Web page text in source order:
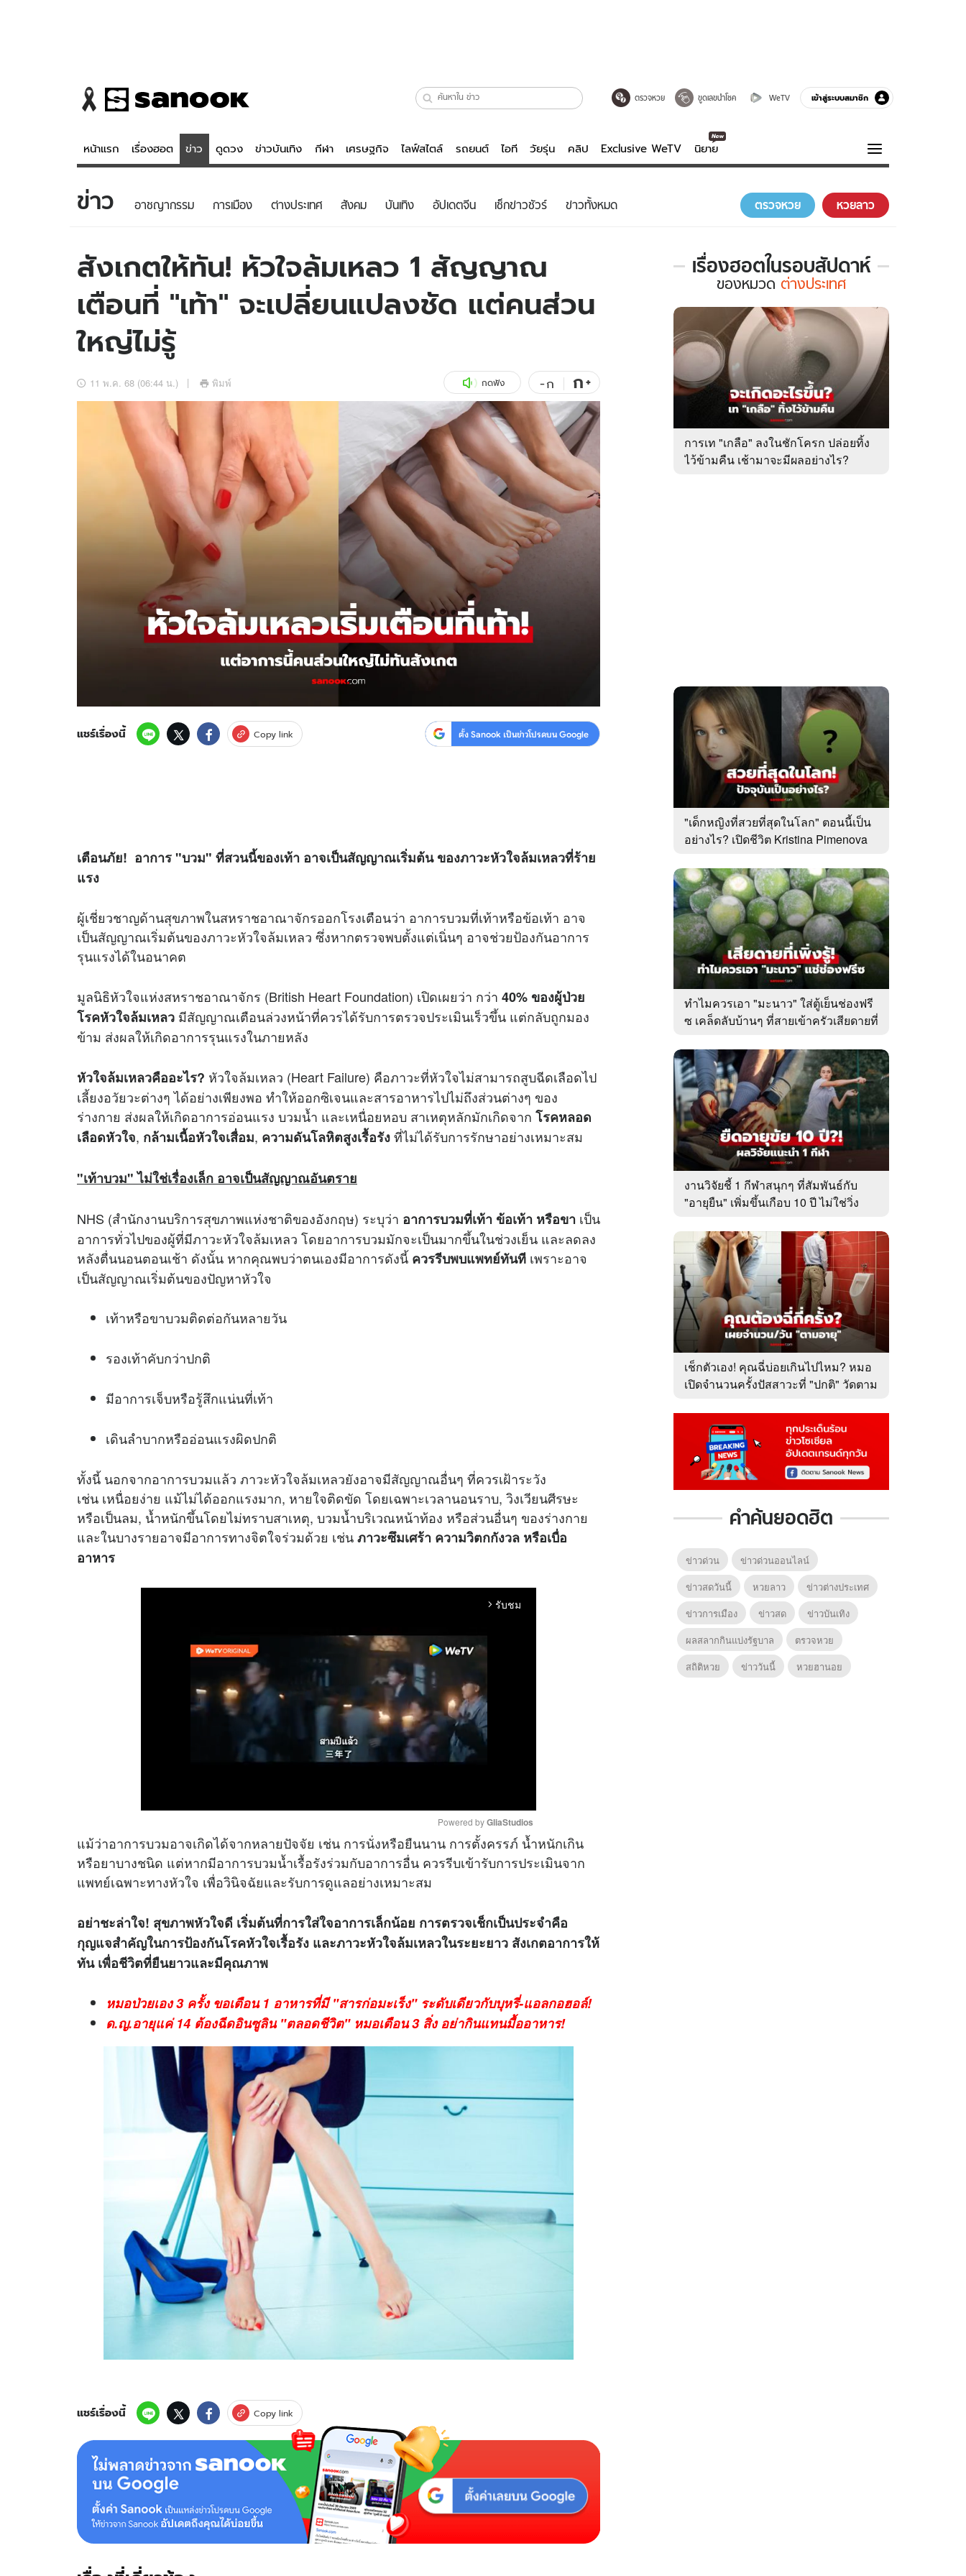
ตรวจหวย ขูดเลขนำโชค WeTV เข้าสู่ระบบสมาชิก
หน้าแรก เรื่องฮอต ข่าว ดูดวง ข่าวบันเทิง กีฬา เศรษฐกิจ ไลฟ์สไตล์ รถยนต์ ไอที วัยรุ่น คลิป Exclusive WeTV นิยาย
ข่าว
ข่าวบันเทิง
ข่าวกีฬา
ข่าวเศรษฐกิจ
อัปเดตจีน
ดูดวง - ตรวจหวย
สถิติหวยไทย
หวยลาว
ไลฟ์สไตล์
วัยรุ่น
ไอที
รถยนต์
เที่ยว-กิน
Tasteful Thailand
Sanook Choice
บันเทิงครบรส
คลิป
พอดแคสต์
WeTV
Exclusive WeTV
นิยาย
ความรู้รอบตัว
ฮาวทู
ดาวน์โหลดสนุกแอปฟรี ติดตามสนุกโซเชียลได้ที่
บริษัท อิมเมจ ฟิวเจอร์ (ประเทศไทย) จำกัด
ข่าว อาชญากรรม การเมือง ต่างประเทศ สังคม บันเทิง อัปเดตจีน เช็กข่าวชัวร์ ข่าวทั้งหมด ตรวจหวย หวยลาว
สังเกตให้ทัน! หัวใจล้มเหลว 1 สัญญาณ
เตือนที่ "เท้า" จะเปลี่ยนแปลงชัด แต่คนส่วน
ใหญ่ไม่รู้
11 พ.ค. 68 (06:44 น.) พิมพ์ กดฟัง -ก ก+
แชร์เรื่องนี้ Copy link ตั้ง Sanook เป็นข่าวโปรดบน Google
เตือนภัย! อาการ "บวม" ที่สวนนี้ของเท้า อาจเป็นสัญญาณเริ่มต้น ของภาวะหัวใจล้มเหลวที่ร้าย
แรง
ผู้เชี่ยวชาญด้านสุขภาพในสหราชอาณาจักรออกโรงเตือนว่า อาการบวมที่เท้าหรือข้อเท้า อาจ
เป็นสัญญาณเริ่มต้นของภาวะหัวใจล้มเหลว ซึ่งหากตรวจพบตั้งแต่เนิ่นๆ อาจช่วยป้องกันอาการ
รุนแรงได้ในอนาคต
มูลนิธิหัวใจแห่งสหราชอาณาจักร (British Heart Foundation) เปิดเผยว่า กว่า 40% ของผู้ป่วย
โรคหัวใจล้มเหลว มีสัญญาณเตือนล่วงหน้าที่ควรได้รับการตรวจประเมินเร็วขึ้น แต่กลับถูกมอง
ข้าม ส่งผลให้เกิดอาการรุนแรงในภายหลัง
หัวใจล้มเหลวคืออะไร? หัวใจล้มเหลว (Heart Failure) คือภาวะที่หัวใจไม่สามารถสูบฉีดเลือดไป
เลี้ยงอวัยวะต่างๆ ได้อย่างเพียงพอ ทำให้ออกซิเจนและสารอาหารไปไม่ถึงส่วนต่างๆ ของ
ร่างกาย ส่งผลให้เกิดอาการอ่อนแรง บวมน้ำ และเหนื่อยหอบ สาเหตุหลักมักเกิดจาก โรคหลอด
เลือดหัวใจ, กล้ามเนื้อหัวใจเสื่อม, ความดันโลหิตสูงเรื้อรังที่ไม่ได้รับการรักษาอย่างเหมาะสม
"เท้าบวม" ไม่ใช่เรื่องเล็ก อาจเป็นสัญญาณอันตราย
NHS (สำนักงานบริการสุขภาพแห่งชาติของอังกฤษ) ระบุว่า อาการบวมที่เท้า ข้อเท้า หรือขา เป็น
อาการทั่วไปของผู้ที่มีภาวะหัวใจล้มเหลว โดยอาการบวมมักจะเป็นมากขึ้นในช่วงเย็น และลดลง
หลังตื่นนอนตอนเช้า ดังนั้น หากคุณพบว่าตนเองมีอาการดังนี้ ควรรีบพบแพทย์ทันที เพราะอาจ
เป็นสัญญาณเริ่มต้นของปัญหาหัวใจ
เท้าหรือขาบวมติดต่อกันหลายวัน
รองเท้าคับกว่าปกติ
มีอาการเจ็บหรือรู้สึกแน่นที่เท้า
เดินลำบากหรืออ่อนแรงผิดปกติ
ทั้งนี้ นอกจากอาการบวมแล้ว ภาวะหัวใจล้มเหลวยังอาจมีสัญญาณอื่นๆ ที่ควรเฝ้าระวัง
เช่น เหนื่อยง่าย แม้ไม่ได้ออกแรงมาก, หายใจติดขัด โดยเฉพาะเวลานอนราบ, วิงเวียนศีรษะ
หรือเป็นลม, น้ำหนักขึ้นโดยไม่ทราบสาเหตุ, บวมน้ำบริเวณหน้าท้อง หรือส่วนอื่นๆ ของร่างกาย
และในบางรายอาจมีอาการทางจิตใจร่วมด้วย เช่นภาวะซึมเศร้า ความวิตกกังวล หรือเบื่อ
อาหาร
arrow_forward_ios รับชม
M
e
Powered by GliaStudios
แม้ว่าอาการบวมอาจเกิดได้จากหลายปัจจัย เช่น การนั่งหรือยืนนาน การตั้งครรภ์ น้ำหนักเกิน
หรือยาบางชนิด แต่หากมีอาการบวมน้ำเรื้อรังร่วมกับอาการอื่น ควรรีบเข้ารับการประเมินจาก
แพทย์เฉพาะทางหัวใจ เพื่อวินิจฉัยและรับการดูแลอย่างเหมาะสม
อย่าชะล่าใจ! สุขภาพหัวใจดี เริ่มต้นที่การใส่ใจอาการเล็กน้อย การตรวจเช็กเป็นประจำคือ
กุญแจสำคัญในการป้องกันโรคหัวใจเรื้อรัง และภาวะหัวใจล้มเหลวในระยะยาว สังเกตอาการให้
ทัน เพื่อชีวิตที่ยืนยาวและมีคุณภาพ
หมอป่วยเอง 3 ครั้ง ขอเตือน 1 อาหารที่มี "สารก่อมะเร็ง" ระดับเดียวกับบุหรี่-แอลกอฮอล์!
ด.ญ.อายุแค่ 14 ต้องฉีดอินซูลิน "ตลอดชีวิต" หมอเตือน 3 สิ่ง อย่ากินแทนมื้ออาหาร!
แชร์เรื่องนี้ Copy link
เรื่องฮอตในรอบสัปดาห์
เรื่อง
ใน
รอบ
สัปดาห์
ของ
ต่าง
ประเทศ
ของหมวด ต่างประเทศ
การเท "เกลือ" ลงในชักโครก ปล่อยทิ้ง
ไว้ข้ามคืน เช้ามาจะมีผลอย่างไร?
"เด็กหญิงที่สวยที่สุดในโลก" ตอนนี้เป็น
อย่างไร? เปิดชีวิต Kristina Pimenova
ทำไมควรเอา "มะนาว" ใส่ตู้เย็นช่องฟรี
ซ เคล็ดลับบ้านๆ ที่สายเข้าครัวเสียดายที่
งานวิจัยชี้ 1 กีฬาสนุกๆ ที่สัมพันธ์กับ
"อายุยืน" เพิ่มขึ้นเกือบ 10 ปี ไม่ใช่วิ่ง
เช็กตัวเอง! คุณฉี่บ่อยเกินไปไหม? หมอ
เปิดจำนวนครั้งปัสสาวะที่ "ปกติ" วัดตาม
คำค้นยอดฮิต
ข่าวด่วน
ข่าวด่วนออนไลน์
ข่าวสดวันนี้
หวยลาว
ข่าวต่างประเทศ
ข่าวการเมือง
ข่าวสด
ข่าวบันเทิง
ผลสลากกินแบ่งรัฐบาล
ตรวจหวย
สถิติหวย
ข่าววันนี้ หวยฮานอย